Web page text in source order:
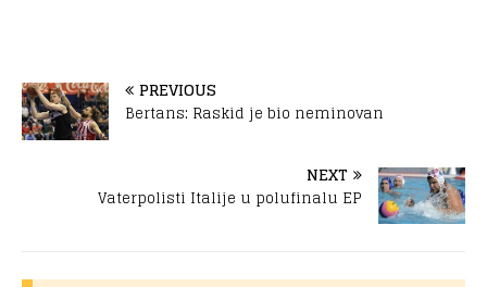
PREVIOUS
Bertans: Raskid je bio neminovan
NEXT
Vaterpolisti Italije u polufinalu EP